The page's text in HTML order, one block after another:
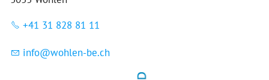
+41 31 828 81 11
nf w hl n-b ch